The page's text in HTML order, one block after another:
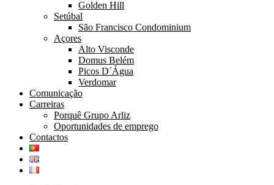
Golden Hill
Setúbal
São Francisco Condominium
Açores
Alto Visconde
Domus Belém
Picos D´Água
Verdomar
Comunicação
Carreiras
Porquê Grupo Arliz
Oportunidades de emprego
Contactos